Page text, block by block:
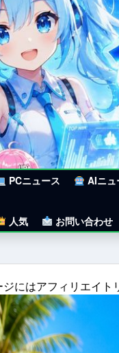
PCニュース AIニュ
人気 お問い合わせ
にはアフィリエイト